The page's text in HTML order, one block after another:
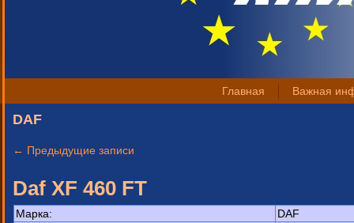
Главная Важная
DAF
← Предыдущие записи
Daf XF 460 FT
Марка:
DAF